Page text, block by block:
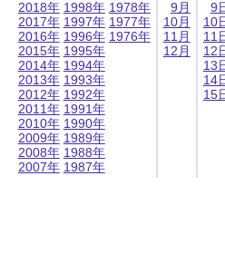
2018年
2017年
2016年
2015年
2014年
2013年
2012年
2011年
2010年
2009年
2008年
2007年
1998年
1997年
1996年
1995年
1994年
1993年
1992年
1991年
1990年
1989年
1988年
1987年
1978年
1977年
1976年
9月
10月
11月
12月
9
10
11
12
13
14
15